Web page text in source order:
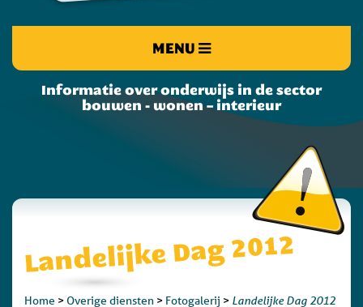
MENU
Informatie over onderwijs in de sector
bouwen - wonen – interieur
Landelijke Dag 2012
Home > Overige diensten > Fotogalerij > Landelijke Dag 2012